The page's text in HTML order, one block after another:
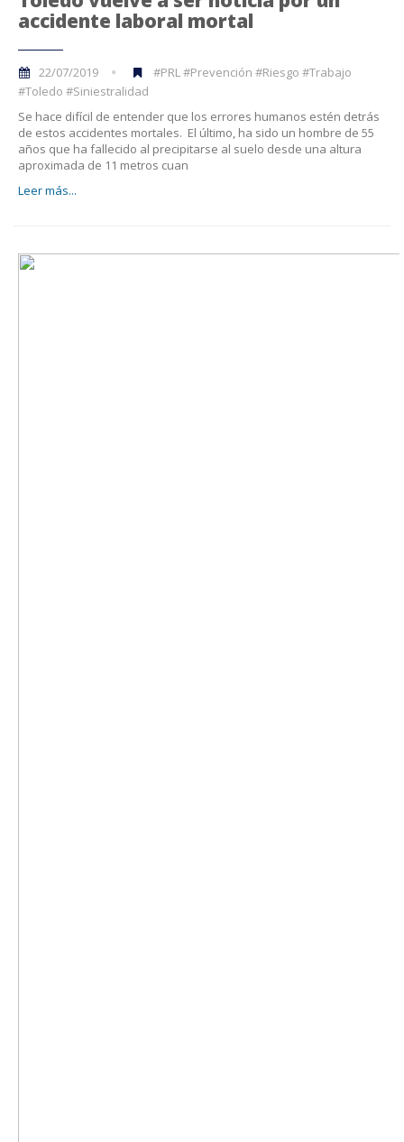
accidente laboral mortal
22/07/2019
#PRL #Prevención #Riesgo #Trabajo
#Toledo #Siniestralidad
Se hace difícil de entender que los errores humanos estén detrás
de estos accidentes mortales. El último, ha sido un hombre de 55
años que ha fallecido al precipitarse al suelo desde una altura
aproximada de 11 metros cuan
Leer más...